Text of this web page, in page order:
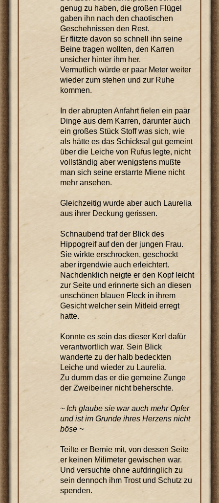
genug zu haben, die großen Flügel
gaben ihn nach den chaotischen
Geschehnissen den Rest.
Er flitzte davon so schnell ihn seine
Beine tragen wollten, den Karren
unsicher hinter ihm her.
Vermutlich würde er paar Meter weiter
wieder zum stehen und zur Ruhe
kommen.
In der abrupten Anfahrt fielen ein paar
Dinge aus dem Karren, darunter auch
ein großes Stück Stoff was sich, wie
als hätte es das Schicksal gut gemeint
über die Leiche von Rufus legte, nicht
vollständig aber wenigstens mußte
man sich seine erstarrte Miene nicht
mehr ansehen.
Gleichzeitig wurde aber auch Laurelia
aus ihrer Deckung gerissen.
Schnaubend traf der Blick des
Hippogreif auf den der jungen Frau.
Sie wirkte erschrocken, geschockt
aber irgendwie auch erleichtert.
Nachdenklich neigte er den Kopf leicht
zur Seite und erinnerte sich an diesen
unschönen blauen Fleck in ihrem
Gesicht welcher sein Mitleid erregt
hatte.
Konnte es sein das dieser Kerl dafür
verantwortlich war. Sein Blick
wanderte zu der halb bedeckten
Leiche und wieder zu Laurelia.
Zu dumm das er die gemeine Zunge
der Zweibeiner nicht beherschte.
~ Ich glaube sie war auch mehr Opfer
und ist im Grunde ihres Herzens nicht
böse ~
Teilte er Bernie mit, von dessen Seite
er keinen Milimeter gewischen war.
Und versuchte ohne aufdringlich zu
sein dennoch ihm Trost und Schutz zu
spenden.